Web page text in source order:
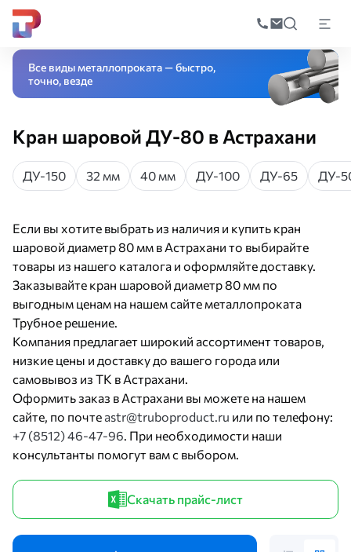
по
Главная Запорная арматура
Все виды металлопроката — быстро,
точно, везде
Кран шаровой ДУ-80 в Астрахани
ДУ-150 32 мм 40 мм ДУ-100 ДУ-65 ДУ-
Если вы хотите выбрать из наличия и купить кран
шаровой диаметр 80 мм в Астрахани то выбирайте
товары из нашего каталога и оформляйте доставку.
Заказывайте кран шаровой диаметр 80 мм по
выгодным ценам на нашем сайте металлопроката
Трубное решение.
Компания предлагает широкий ассортимент товаров,
низкие цены и доставку до вашего города или
самовывоз из ТК в Астрахани.
Оформить заказ в Астрахани вы можете на нашем
сайте, по почте astr@truboproduct.ru или по телефону:
+7 (8512) 46-47-96. При необходимости наши
консультанты помогут вам с выбором.
Скачать прайс-лист